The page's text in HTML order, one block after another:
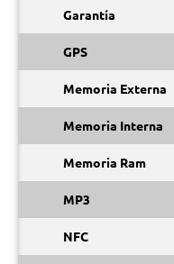
Garantía
GPS
Memoria Externa
Memoria Interna
Memoria Ram
MP3
NFC